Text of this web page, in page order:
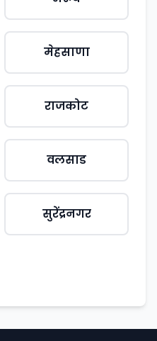
मेहसाणा
राजकोट
वलसाड
सुरेंद्रनगर